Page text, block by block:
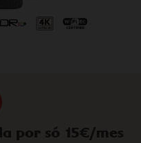
por só 15€/mes